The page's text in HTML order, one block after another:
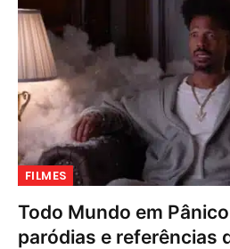
FILMES
Todo Mundo em
paródias e referências